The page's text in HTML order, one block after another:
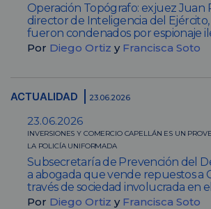
Operación Topógrafo: exjuez Juan
director de Inteligencia del Ejército,
fueron condenados por espionaje
Por Diego Ortiz y Francisca Soto
ACTUALIDAD 23.06.2026
23.06.2026
INVERSIONES Y COMERCIO CAPELLÁN ES UN
LA POLICÍA UNIFORMADA
Subsecretaría de Prevención del
a abogada que vende repuestos a
través de sociedad involucrada en
Por Diego Ortiz y Francisca Soto